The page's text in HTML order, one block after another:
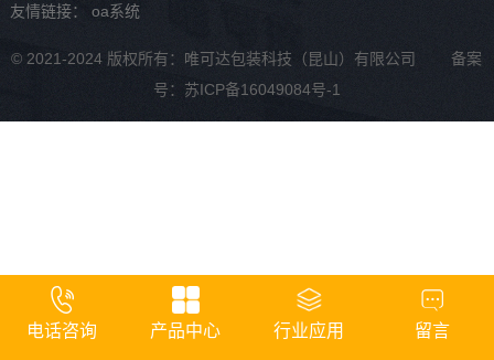
友情链接： oa系统
© 2021-2024 版权所有：唯可达包装科技（昆山）有限公司 备案
号： 苏ICP备16049084号-1
电话咨询 产品中心 行业应用 留言